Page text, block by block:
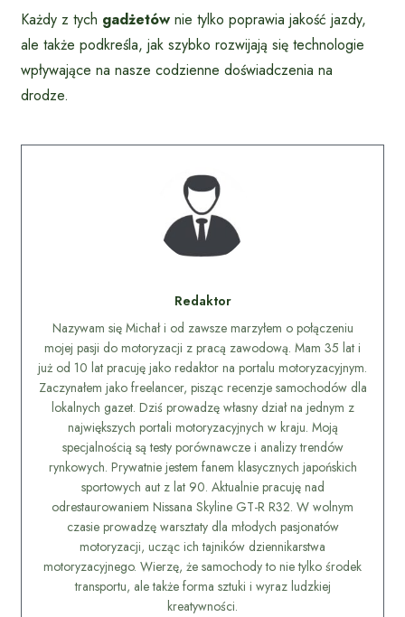
Każdy z tych gadżetów nie tylko poprawia jakość jazdy,
ale także podkreśla, jak szybko rozwijają się technologie
wpływające na nasze codzienne doświadczenia na
drodze.
Redaktor
Nazywam się Michał i od zawsze marzyłem o połączeniu
mojej pasji do motoryzacji z pracą zawodową. Mam 35 lat i
już od 10 lat pracuję jako redaktor na portalu motoryzacyjnym.
Zaczynałem jako freelancer, pisząc recenzje samochodów dla
lokalnych gazet. Dziś prowadzę własny dział na jednym z
największych portali motoryzacyjnych w kraju. Moją
specjalnością są testy porównawcze i analizy trendów
rynkowych. Prywatnie jestem fanem klasycznych japońskich
sportowych aut z lat 90. Aktualnie pracuję nad
odrestaurowaniem Nissana Skyline GT-R R32. W wolnym
czasie prowadzę warsztaty dla młodych pasjonatów
motoryzacji, ucząc ich tajników dziennikarstwa
motoryzacyjnego. Wierzę, że samochody to nie tylko środek
transportu, ale także forma sztuki i wyraz ludzkiej
kreatywności.